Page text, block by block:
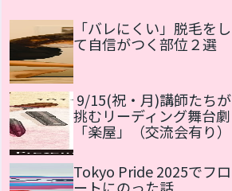
「バレにくい」脱毛をし
て自信がつく部位２選
9/15(祝・月)講師たちが
挑むリーディング舞台劇
「楽屋」（交流会有り）
Tokyo Pride 2025でフロ